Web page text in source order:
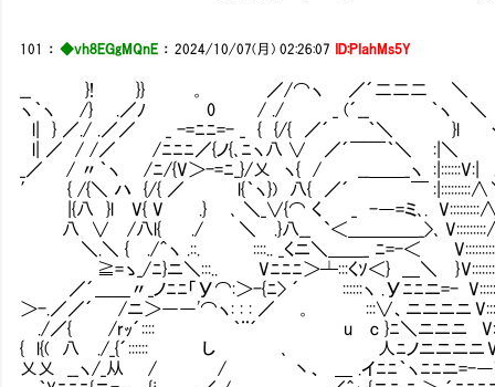
101 ：◆vh8EGgMQnE ：2024/10/07(月) 02:26:07 ID:PIahMs5Y
__ }! }} 。 ／/⌒ヽ ／´二二二 ＼
ヽ｀ヽ /} .／ﾉ 0 / ./ _ (´__ ｀ヽ ＼
l| } ／./ .／／ _ -=ﾆﾆ=- _ { {/{ ／´
l| ／ / /／ /ﾆﾆﾆ／{ノ{､ﾆヽ八 ∨ ／´￣￣
_／ / 〃｀ヽ /ﾆ/{V＞-=ﾆ_}/乂 ヽ{ / __＿
′ { /{＼ ハ {/{ ／ l{｀ヽ}) 八{ ／´ ￣
|{八 }l V{ V .} ､ ＼_∨{⌒ く _ -―=ミ､.
八 ∨ /八l{ ./ ＼ .}八__ `＜＿＿＿＿_>､
＼.＼ { ./＾ヽ .::. ::::.. _くニ＼＿＿_ ﾆ=-＜
≧=ゝ_/ﾆ}ニ＼:::.. Vﾆﾆﾆ＞┴:::くｿ＜} ＿＼ }
／´＿＿〃_ノﾆﾆ「У⌒:＞-{ﾆ> ´ ::::::ヽ .Уﾆﾆニ=-
＞-.／／´ /ニ＞――'⌒ヽ: : : ／ 。 :::∨、ニニニニ
./／{ /rｯ´:::: ｀¨´ u c }ﾆ＼ニニニ
{ l{( 八 ./_{´:::::: し ､ 人ﾆノニニニニ
乂乂 __ヽ/_从 / / 丶、 ＿ .イﾆﾆ｀ヽﾆﾆニ=-